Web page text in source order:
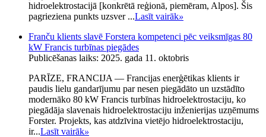
hidroelektrostacijā [konkrētā reģionā, piemēram, Alpos]. Šis
pagrieziena punkts uzsver ...Lasīt vairāk»
Franču klients slavē Forstera kompetenci pēc veiksmīgas 80
kW Francis turbīnas piegādes
Publicēšanas laiks: 2025. gada 11. oktobris
PARĪZE, FRANCIJA — Francijas enerģētikas klients ir
paudis lielu gandarījumu par nesen piegādāto un uzstādīto
modernāko 80 kW Francis turbīnas hidroelektrostaciju, ko
piegādāja slavenais hidroelektrostaciju inženierijas uzņēmums
Forster. Projekts, kas atdzīvina vietējo hidroelektrostaciju,
ir...Lasīt vairāk»